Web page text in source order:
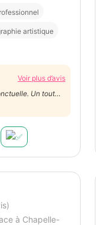
artistique
Voir plus d’avis
Un tout
à Chapelle-